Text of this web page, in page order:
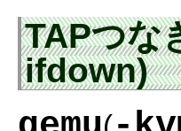
TAPつな
ifdown)